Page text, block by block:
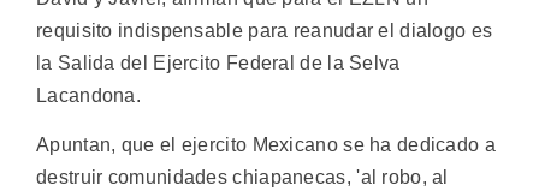
requisito indispensable para reanudar el dialogo es
la Salida del Ejercito Federal de la Selva
Lacandona.
Apuntan, que el ejercito Mexicano se ha dedicado a
destruir comunidades chiapanecas, 'al robo, al